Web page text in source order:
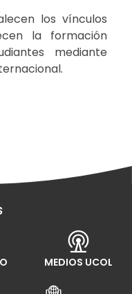
los vínculos
la formación
mediante
MEDIOS UCOL